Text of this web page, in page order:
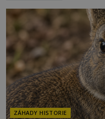
ztracených
materiálech. Moderní
skutečné vysvětlení je
ZÁHADY HISTORIE